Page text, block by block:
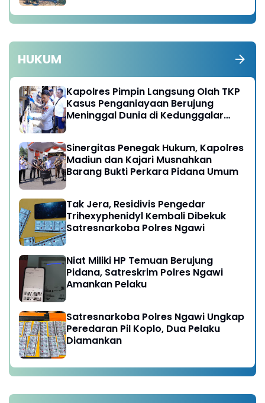
HUKUM
Kapolres Pimpin Langsung Olah TKP
Kasus Penganiayaan Berujung
Meninggal Dunia di Kedunggalar
Sinergitas Penegak Hukum, Kapolres
Madiun dan Kajari Musnahkan
Barang Bukti Perkara Pidana Umum
Tak Jera, Residivis Pengedar
Trihexyphenidyl Kembali Dibekuk
Satresnarkoba Polres Ngawi
Niat Miliki HP Temuan Berujung
Pidana, Satreskrim Polres Ngawi
Amankan Pelaku
Satresnarkoba Polres Ngawi Ungkap
Peredaran Pil Koplo, Dua Pelaku
Diamankan